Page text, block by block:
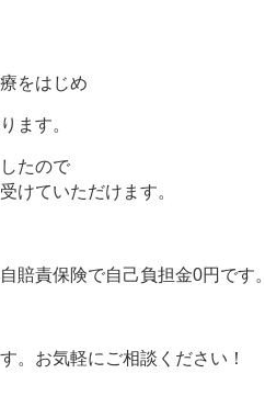
をはじめ
ます。
たので
けていただけます。
賠責保険で自己負担金0円です。
。お気軽にご相談ください！